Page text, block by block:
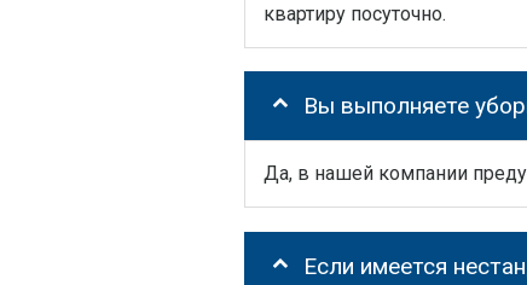
квартиру посуточно.
Вы выполняете
Да, в нашей компании
Если имеется